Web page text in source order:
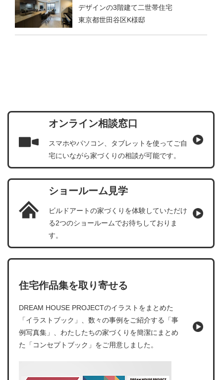
デザインの3階建て二世帯住宅
東京都世田谷区K様邸
オンライン相談窓口
スマホやパソコン、タブレットを使ってご自
宅にいながら家づくりの相談が可能です。
ショールーム見学
ビルドアートの家づくりを体験していただけ
る2つのショールームでお待ちしておりま
す。
住宅作品集を取り寄せる
DREAM HOUSE PROJECTのイラストをまとめた
「イラストブック」、数々の事例をご紹介する「事
例写真集」、わたしたちの家づくりを簡潔にまとめ
た「コンセプトブック」をご用意しました。